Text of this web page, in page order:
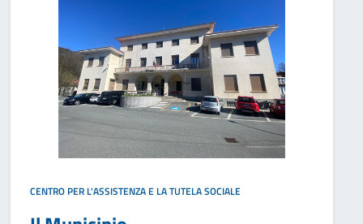
CENTRO PER L'ASSISTENZA E LA TUTELA SOCIALE